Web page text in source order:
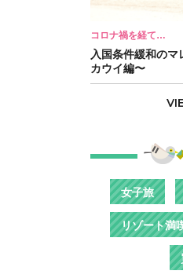
コロナ禍を経て…
入国条件緩和の
カウイ編〜
女子旅
リゾート満